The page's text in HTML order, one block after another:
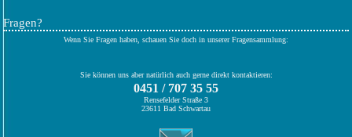
Fragen?
Wenn Sie Fragen haben, schauen Sie doch in unserer Fragensammlung:
Sie können uns aber natürlich auch gerne direkt kontaktieren:
0451 / 707 35 55
Rensefelder Straße 3
23611 Bad Schwartau